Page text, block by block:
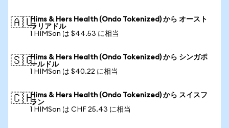
🇦🇺Hims & Hers Health (Ondo Tokenized) から オースト
ラリアドル
1 HIMSon は $44.53 に相当
🇸🇬Hims & Hers Health (Ondo Tokenized) から シンガポ
ールドル
1 HIMSon は $40.22 に相当
🇨🇭Hims & Hers Health (Ondo Tokenized) から スイスフ
ラン
1 HIMSon は CHF 25.43 に相当